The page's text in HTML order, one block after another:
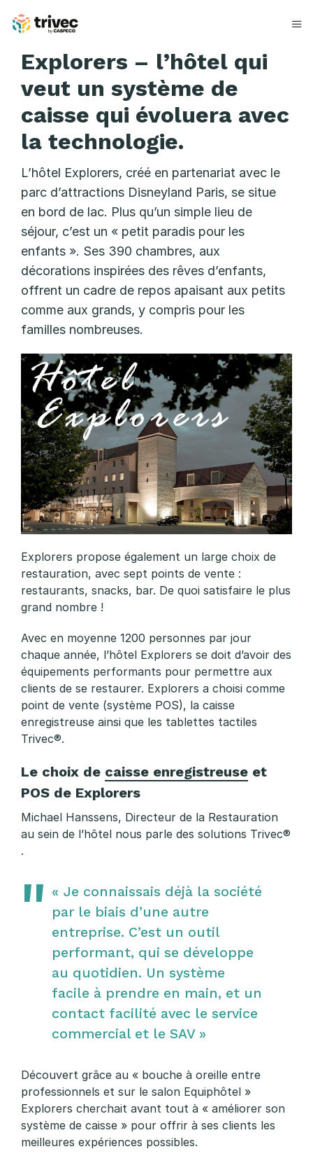
contenu
H
ô
e
E
x
p
o
e
s
Explorers – l’hôtel qui
veut un système de
caisse qui évoluera avec
la technologie.
L’hôtel Explorers, créé en partenariat avec le
parc d’attractions Disneyland Paris, se situe
en bord de lac. Plus qu’un simple lieu de
séjour, c’est un « petit paradis pour les
enfants ». Ses 390 chambres, aux
décorations inspirées des rêves d’enfants,
offrent un cadre de repos apaisant aux petits
comme aux grands, y compris pour les
familles nombreuses.
Explorers propose également un large choix de
restauration, avec sept points de vente :
restaurants, snacks, bar. De quoi satisfaire le plus
grand nombre !
Avec en moyenne 1200 personnes par jour
chaque année, l’hôtel Explorers se doit d’avoir des
équipements performants pour permettre aux
clients de se restaurer. Explorers a choisi comme
point de vente (système POS), la caisse
enregistreuse ainsi que les tablettes tactiles
Trivec®.
Le choix de caisse enregistreuse et
POS de Explorers
Michael Hanssens, Directeur de la Restauration
au sein de l’hôtel nous parle des solutions Trivec®
.
« Je connaissais déjà la société
par le biais d’une autre
entreprise. C’est un outil
performant, qui se développe
au quotidien. Un système
facile à prendre en main, et un
contact facilité avec le service
commercial et le SAV »
Découvert grâce au « bouche à oreille entre
professionnels et sur le salon Equiphôtel »
Explorers cherchait avant tout à « améliorer son
système de caisse » pour offrir à ses clients les
meilleures expériences possibles.